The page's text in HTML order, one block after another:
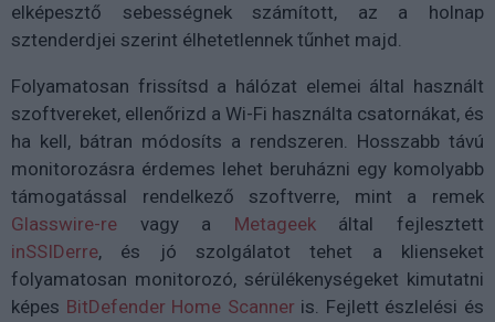
elképesztő sebességnek számított, az a holnap
sztenderdjei szerint élhetetlennek tűnhet majd.
Folyamatosan frissítsd a hálózat elemei által használt
szoftvereket, ellenőrizd a Wi-Fi használta csatornákat, és
ha kell, bátran módosíts a rendszeren. Hosszabb távú
monitorozásra érdemes lehet beruházni egy komolyabb
támogatással rendelkező szoftverre, mint a remek
Glasswire-re vagy a Metageekáltal fejlesztett
inSSIDerre, és jó szolgálatot tehet a klienseket
folyamatosan monitorozó, sérülékenységeket kimutatni
képes BitDefender Home Scanner is. Fejlett észlelési és